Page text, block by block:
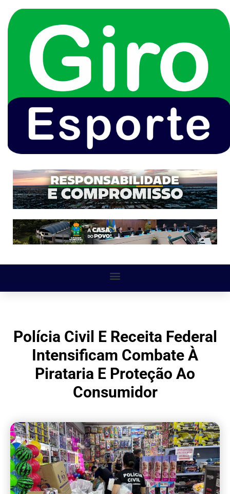
Polícia Civil E Receita Federal
Intensificam Combate À
Pirataria E Proteção Ao
Consumidor